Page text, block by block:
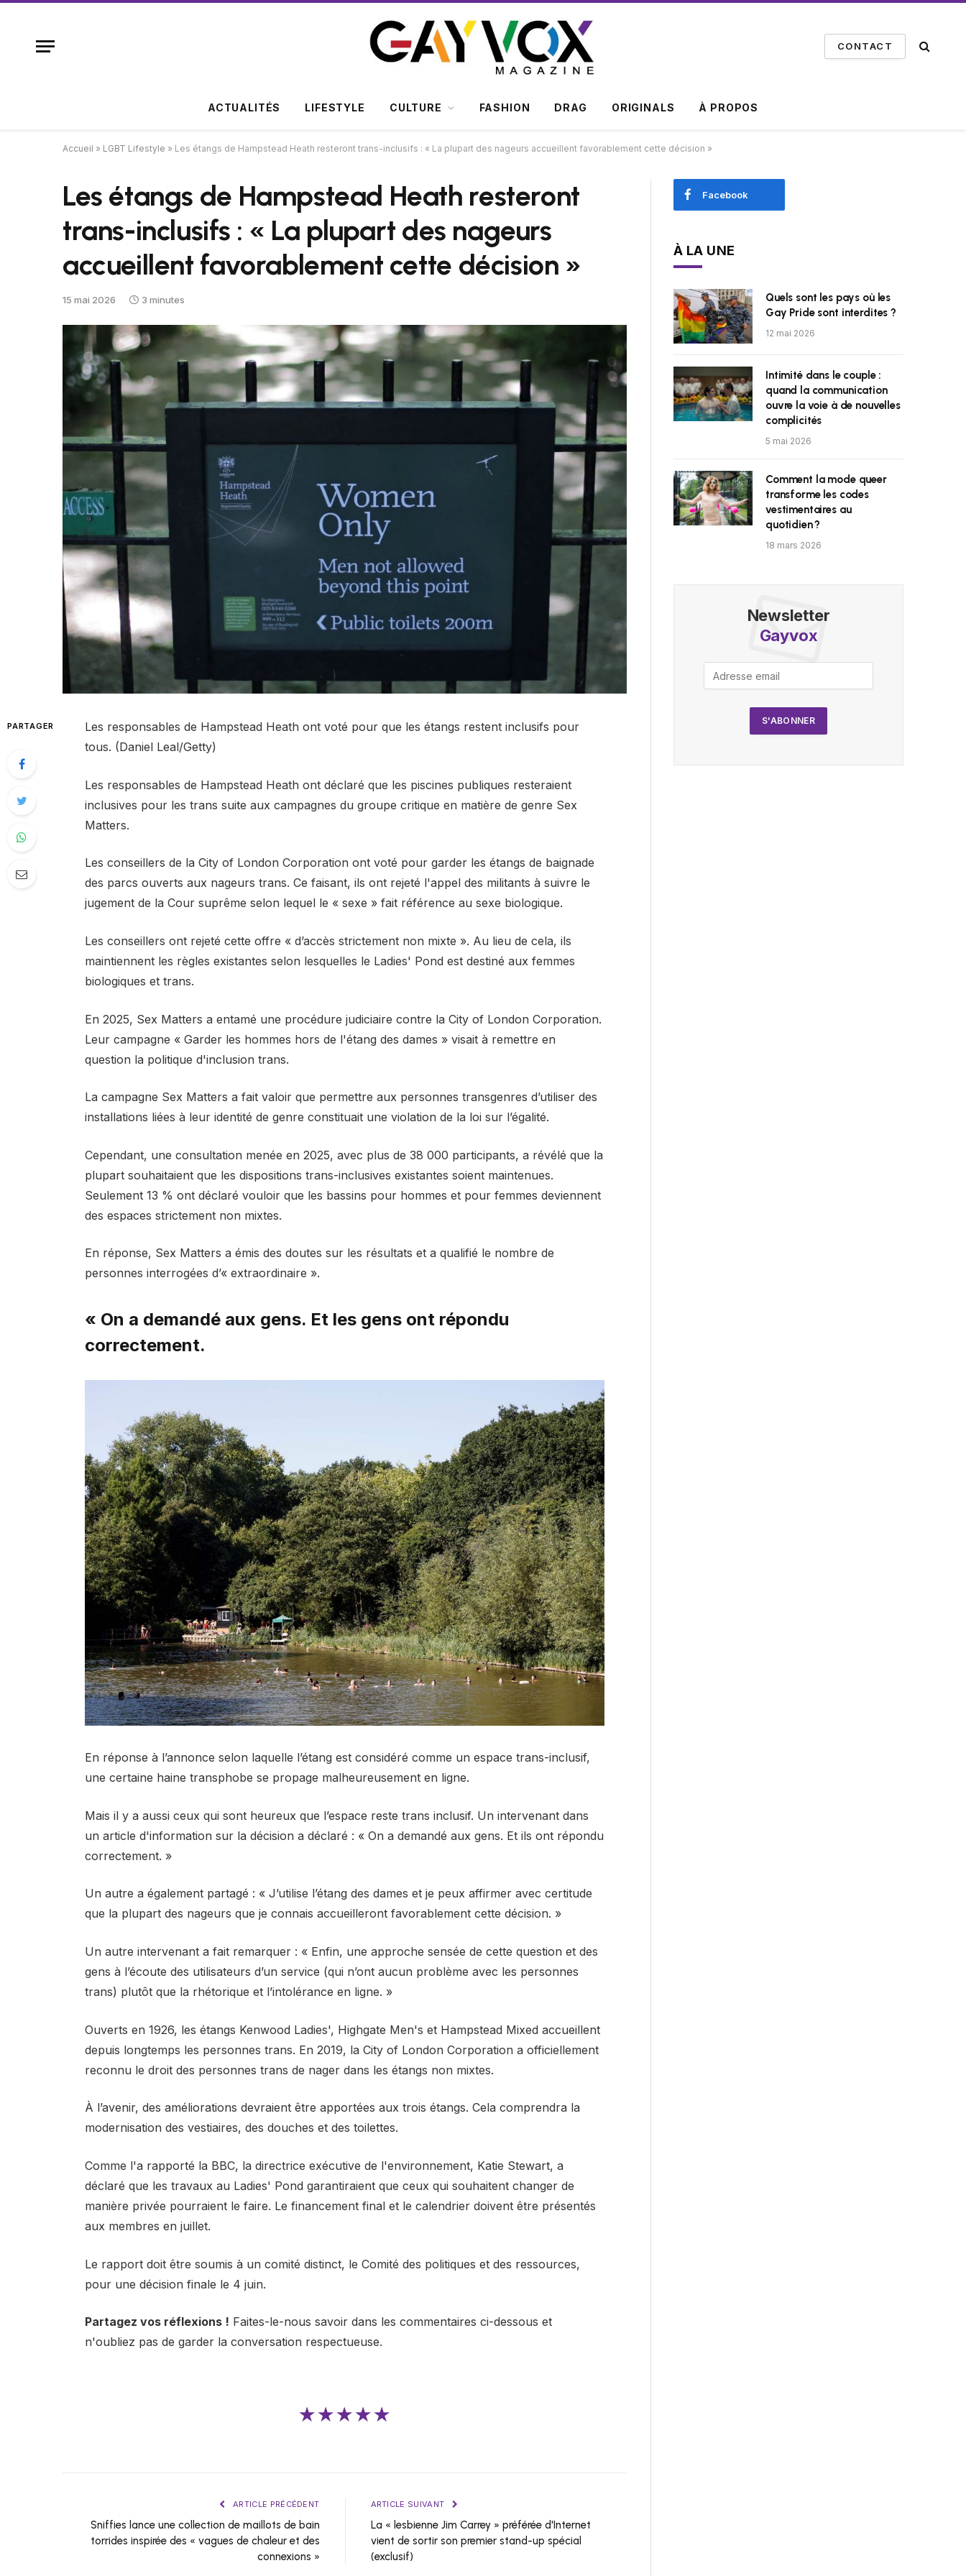
CONTACT
ACTUALITÉS LIFESTYLE CULTURE FASHION DRAG ORIGINALS À PROPOS
Accueil » LGBT Lifestyle » Les étangs de Hampstead Heath resteront trans-inclusifs : « La plupart des nageurs accueillent favorablement cette décision »
Les étangs de Hampstead Heath resteront
trans-inclusifs : « La plupart des nageurs
accueillent favorablement cette décision »
15 mai 2026 3 minutes
PARTAGER
Les responsables de Hampstead Heath ont voté pour que les étangs restent inclusifs pour
tous. (Daniel Leal/Getty)
Les responsables de Hampstead Heath ont déclaré que les piscines publiques resteraient
inclusives pour les trans suite aux campagnes du groupe critique en matière de genre Sex
Matters.
Les conseillers de la City of London Corporation ont voté pour garder les étangs de baignade
des parcs ouverts aux nageurs trans. Ce faisant, ils ont rejeté l'appel des militants à suivre le
jugement de la Cour suprême selon lequel le « sexe » fait référence au sexe biologique.
Les conseillers ont rejeté cette offre « d’accès strictement non mixte ». Au lieu de cela, ils
maintiennent les règles existantes selon lesquelles le Ladies' Pond est destiné aux femmes
biologiques et trans.
En 2025, Sex Matters a entamé une procédure judiciaire contre la City of London Corporation.
Leur campagne « Garder les hommes hors de l'étang des dames » visait à remettre en
question la politique d'inclusion trans.
La campagne Sex Matters a fait valoir que permettre aux personnes transgenres d’utiliser des
installations liées à leur identité de genre constituait une violation de la loi sur l’égalité.
Cependant, une consultation menée en 2025, avec plus de 38 000 participants, a révélé que la
plupart souhaitaient que les dispositions trans-inclusives existantes soient maintenues.
Seulement 13 % ont déclaré vouloir que les bassins pour hommes et pour femmes deviennent
des espaces strictement non mixtes.
En réponse, Sex Matters a émis des doutes sur les résultats et a qualifié le nombre de
personnes interrogées d’« extraordinaire ».
« On a demandé aux gens. Et les gens ont répondu
correctement.
En réponse à l’annonce selon laquelle l’étang est considéré comme un espace trans-inclusif,
une certaine haine transphobe se propage malheureusement en ligne.
Mais il y a aussi ceux qui sont heureux que l’espace reste trans inclusif. Un intervenant dans
un article d'information sur la décision a déclaré : « On a demandé aux gens. Et ils ont répondu
correctement. »
Un autre a également partagé : « J’utilise l’étang des dames et je peux affirmer avec certitude
que la plupart des nageurs que je connais accueilleront favorablement cette décision. »
Un autre intervenant a fait remarquer : « Enfin, une approche sensée de cette question et des
gens à l’écoute des utilisateurs d’un service (qui n’ont aucun problème avec les personnes
trans) plutôt que la rhétorique et l’intolérance en ligne. »
Ouverts en 1926, les étangs Kenwood Ladies', Highgate Men's et Hampstead Mixed accueillent
depuis longtemps les personnes trans. En 2019, la City of London Corporation a officiellement
reconnu le droit des personnes trans de nager dans les étangs non mixtes.
À l’avenir, des améliorations devraient être apportées aux trois étangs. Cela comprendra la
modernisation des vestiaires, des douches et des toilettes.
Comme l'a rapporté la BBC, la directrice exécutive de l'environnement, Katie Stewart, a
déclaré que les travaux au Ladies' Pond garantiraient que ceux qui souhaitent changer de
manière privée pourraient le faire. Le financement final et le calendrier doivent être présentés
aux membres en juillet.
Le rapport doit être soumis à un comité distinct, le Comité des politiques et des ressources,
pour une décision finale le 4 juin.
Partagez vos réflexions ! Faites-le-nous savoir dans les commentaires ci-dessous et
n'oubliez pas de garder la conversation respectueuse.
★★★★★
ARTICLE PRÉCÉDENT
Sniffies lance une collection de maillots de bain
torrides inspirée des « vagues de chaleur et des
connexions »
ARTICLE SUIVANT
La « lesbienne Jim Carrey » préférée d'Internet
vient de sortir son premier stand-up spécial
(exclusif)
Facebook
À LA UNE
Quels sont les pays où les
Gay Pride sont interdites ?
12 mai 2026
Intimité dans le couple :
quand la communication
ouvre la voie à de nouvelles
complicités
5 mai 2026
Comment la mode queer
transforme les codes
vestimentaires au
quotidien ?
18 mars 2026
Newsletter
Gayvox